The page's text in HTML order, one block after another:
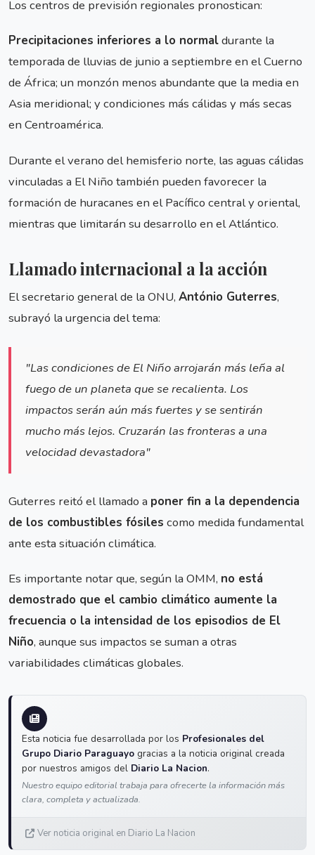
Los centros de previsión regionales pronostican:
Precipitaciones inferiores a lo normaldurante la
temporada de lluvias de junio a septiembre en el Cuerno
de África; un monzón menos abundante que la media en
Asia meridional; y condiciones más cálidas y más secas
en Centroamérica.
Durante el verano del hemisferio norte, las aguas cálidas
vinculadas a El Niño también pueden favorecer la
formación de huracanes en el Pacífico central y oriental,
mientras que limitarán su desarrollo en el Atlántico.
Llamado internacional a la acción
El secretario general de la ONU, António Guterres,
subrayó la urgencia del tema:
"Las condiciones de El Niño arrojarán más leña al
fuego de un planeta que se recalienta. Los
impactos serán aún más fuertes y se sentirán
mucho más lejos. Cruzarán las fronteras a una
velocidad devastadora"
Guterres reitó el llamado a poner fin a la dependencia
de los combustibles fósiles como medida fundamental
ante esta situación climática.
Es importante notar que, según la OMM, no está
demostrado que el cambio climático aumente la
frecuencia o la intensidad de los episodios de El
Niño, aunque sus impactos se suman a otras
variabilidades climáticas globales.
Esta noticia fue desarrollada por los Profesionales del
Grupo Diario Paraguayo gracias a la noticia original creada
por nuestros amigos del Diario La Nacion.
Nuestro equipo editorial trabaja para ofrecerte la información más
clara, completa y actualizada.
Ver noticia original en Diario La Nacion